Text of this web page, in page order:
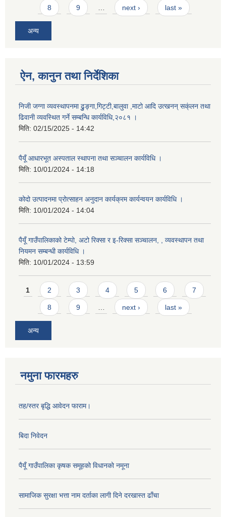
8 9 next › last »
अन्य
ऐन, कानुन तथा निर्देशिका
निजी जग्गा व्यवस्थापनमा ढुुङ्गा,गिट्टी,बालुवा ,माटो आदि उत्खनन् सक्ंलन तथा
ढिवानी व्यवस्थित गर्ने सम्बन्धि कार्यविधि,२०८१ ।
मिति: 02/15/2025 - 14:42
पैयूँ आधारभूत अस्पताल स्थापना तथा सञ्चालन कार्यविधि ।
मिति: 10/01/2024 - 14:18
कोदो उत्पादनमा प्रोत्साहन अनुदान कार्यक्रम कार्यन्वयन कार्यविधि ।
मिति: 10/01/2024 - 14:04
पैयूँ गाउँपालिकाको टेम्पो, अटो रिक्सा र इ-रिक्सा सञ्चालन, , व्यवस्थापन तथा
नियमन सम्बन्धी कार्यविधि ।
मिति: 10/01/2024 - 13:59
Pages
1 2 3 4 5 6 7
8 9 next › last »
अन्य
नमुना फारमहरु
तह/स्तर बृद्धि आवेदन फाराम।
बिदा निवेदन
पैयूँ गाउँपालिका कृषक समूहको विधानको नमूना
सामाजिक सुरक्षा भत्ता नाम दर्ताका लागी दिने दरखास्त ढाँचा